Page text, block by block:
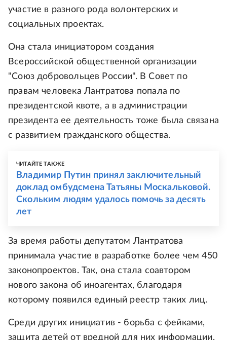
участие в разного рода волонтерских и
социальных проектах.
Она стала инициатором создания
Всероссийской общественной организации
"Союз добровольцев России". В Совет по
правам человека Лантратова попала по
президентской квоте, а в администрации
президента ее деятельность тоже была связана
с развитием гражданского общества.
ЧИТАЙТЕ ТАКЖЕ
Владимир Путин принял заключительный
доклад омбудсмена Татьяны Москальковой.
Скольким людям удалось помочь за десять
лет
За время работы депутатом Лантратова
принимала участие в разработке более чем 450
законопроектов. Так, она стала соавтором
нового закона об иноагентах, благодаря
которому появился единый реестр таких лиц.
Среди других инициатив - борьба с фейками,
защита детей от вредной для них информации,